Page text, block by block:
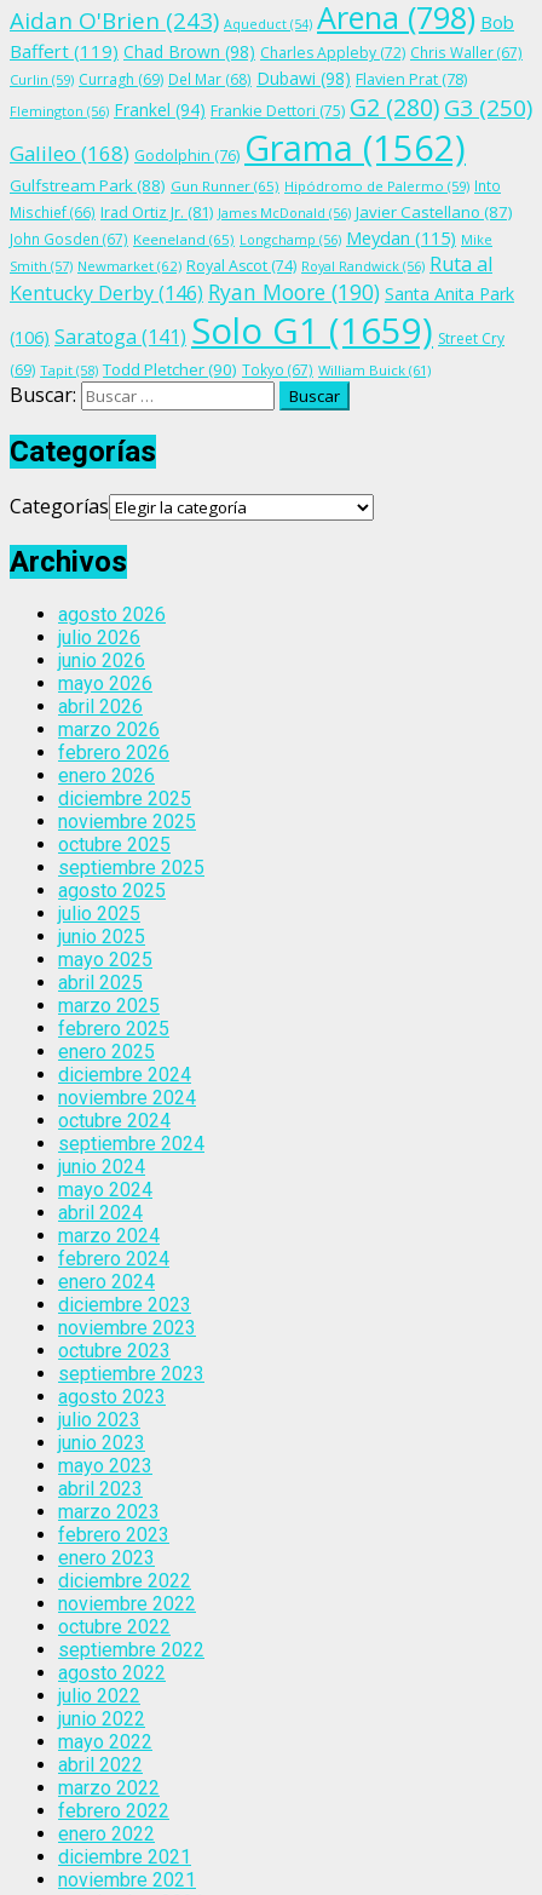
Aidan O'Brien (243) Aqueduct (54) Arena (798) Bob
Baffert (119) Chad Brown (98) Charles Appleby (72) Chris Waller(67)
Curlin (59) Curragh (69) Del Mar (68) Dubawi (98) Flavien Prat (78)
Flemington (56) Frankel (94) Frankie Dettori (75) G2 (280)G3 (250)
Galileo (168) Godolphin (76) Grama (1562)
Gulfstream Park(88) Gun Runner (65) Hipódromo de Palermo (59) Into
Mischief(66) Irad Ortiz Jr. (81) James McDonald (56) Javier Castellano (87)
John Gosden (67) Keeneland (65) Longchamp (56) Meydan (115) Mike
Smith (57) Newmarket (62) Royal Ascot (74) Royal Randwick (56) Ruta al
Kentucky Derby(146) Ryan Moore (190) Santa Anita Park
(106) Saratoga (141) Solo G1 (1659) Street Cry
(69) Tapit (58) Todd Pletcher(90) Tokyo (67) William Buick (61)
Buscar:
Categorías
Categorías
Archivos
agosto 2026
julio 2026
junio 2026
mayo 2026
abril 2026
marzo 2026
febrero 2026
enero 2026
diciembre 2025
noviembre 2025
octubre 2025
septiembre 2025
agosto 2025
julio 2025
junio 2025
mayo 2025
abril 2025
marzo 2025
febrero 2025
enero 2025
diciembre 2024
noviembre 2024
octubre 2024
septiembre 2024
junio 2024
mayo 2024
abril 2024
marzo 2024
febrero 2024
enero 2024
diciembre 2023
noviembre 2023
octubre 2023
septiembre 2023
agosto 2023
julio 2023
junio 2023
mayo 2023
abril 2023
marzo 2023
febrero 2023
enero 2023
diciembre 2022
noviembre 2022
octubre 2022
septiembre 2022
agosto 2022
julio 2022
junio 2022
mayo 2022
abril 2022
marzo 2022
febrero 2022
enero 2022
diciembre 2021
noviembre 2021